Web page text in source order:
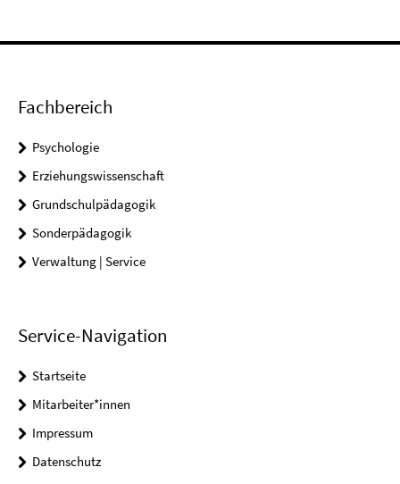
Fachbereich
Psychologie
Erziehungswissenschaft
Grundschulpädagogik
Sonderpädagogik
Verwaltung | Service
Service-Navigation
Startseite
Mitarbeiter*innen
Impressum
Datenschutz